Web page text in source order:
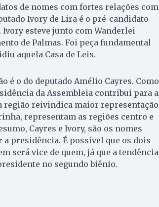
de nomes com fortes relações com
Ivory de Lira é o pré-candidato
esteve junto com Wanderlei
de Palmas. Foi peça fundamental
aquela Casa de Leis.
é o do deputado Amélio Cayres. Como
da Assembleia contribui para a
região reivindica maior representação
representam as regiões centro e
Cayres e Ivory, são os nomes
presidência. É possível que os dois
será vice de quem, já que a tendência
no segundo biênio.